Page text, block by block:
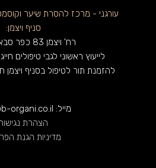
מייל: orna@b-organi.co.il
הצהרת
מדיניות הגנת
עורגני - מרכז להסרת שיער
סניף ויצמן:
רח' ויצמן 83 כפר סבא 44214
לייעוץ ראשוני לגבי טיפולים חייגו 3156* שלוחה 1
להזמנת תור לטיפול בסניף ויצמן חייגו 3156*